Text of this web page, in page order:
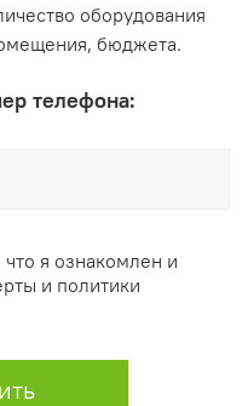
оборудования
бюджета.
телефона:
я ознакомлен и
и политики